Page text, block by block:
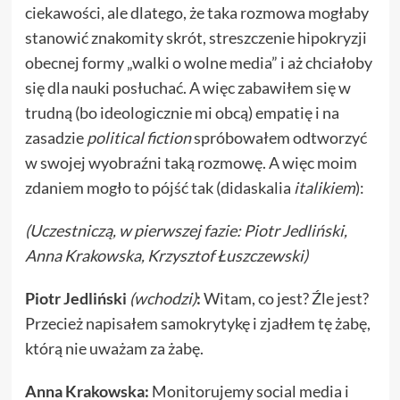
ciekawości, ale dlatego, że taka rozmowa mogłaby
stanowić znakomity skrót, streszczenie hipokryzji
obecnej formy „walki o wolne media” i aż chciałoby
się dla nauki posłuchać. A więc zabawiłem się w
trudną (bo ideologicznie mi obcą) empatię i na
zasadziepolitical fictionspróbowałem odtworzyć
w swojej wyobraźni taką rozmowę. A więc moim
zdaniem mogło to pójść tak (didaskalia italikiem):
(Uczestniczą, w pierwszej fazie: Piotr Jedliński,
Anna Krakowska, Krzysztof Łuszczewski)
Piotr Jedliński (wchodzi):Witam, co jest? Źle jest?
Przecież napisałem samokrytykę i zjadłem tę żabę,
którą nie uważam za żabę.
Anna Krakowska: Monitorujemy social media i